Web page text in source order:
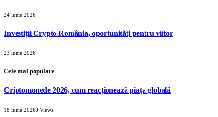
24 iunie 2026
Investiții Crypto România, oportunități pentru viitor
23 iunie 2026
Cele mai populare
Criptomonede 2026, cum reacționează piața globală
18 iunie 20260 Views